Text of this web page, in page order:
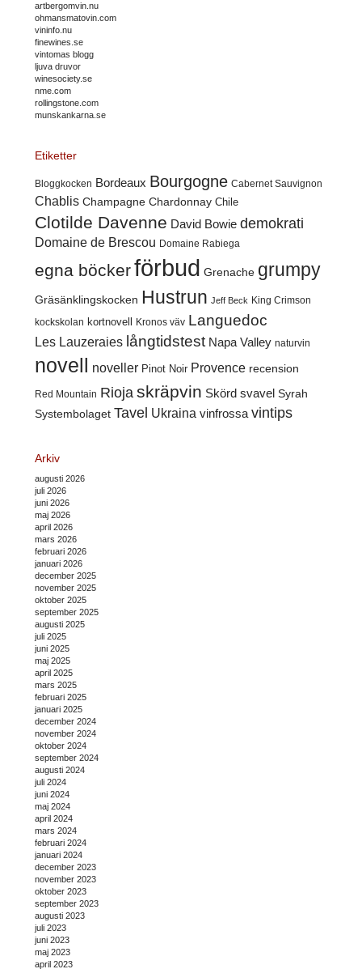
artbergomvin.nu
ohmansmatovin.com
vininfo.nu
finewines.se
vintomas blogg
ljuva druvor
winesociety.se
nme.com
rollingstone.com
munskankarna.se
Etiketter
Bloggkocken Bordeaux Bourgogne Cabernet Sauvignon
Chablis Champagne Chardonnay Chile
Clotilde Davenne David Bowie demokrati
Domaine de Brescou Domaine Rabiega
egna böckerförbud Grenache grumpy
Gräsänklingskocken Hustrun Jeff Beck King Crimson
kockskolan kortnovell Kronos väv Languedoc
Les Lauzeraies långtidstest Napa Valley naturvin
novell noveller Pinot Noir Provence recension
Red Mountain Rioja skräpvin Skörd svavel Syrah
Systembolaget Tavel Ukraina vinfrossa vintips
Arkiv
augusti 2026
juli 2026
juni 2026
maj 2026
april 2026
mars 2026
februari 2026
januari 2026
december 2025
november 2025
oktober 2025
september 2025
augusti 2025
juli 2025
juni 2025
maj 2025
april 2025
mars 2025
februari 2025
januari 2025
december 2024
november 2024
oktober 2024
september 2024
augusti 2024
juli 2024
juni 2024
maj 2024
april 2024
mars 2024
februari 2024
januari 2024
december 2023
november 2023
oktober 2023
september 2023
augusti 2023
juli 2023
juni 2023
maj 2023
april 2023